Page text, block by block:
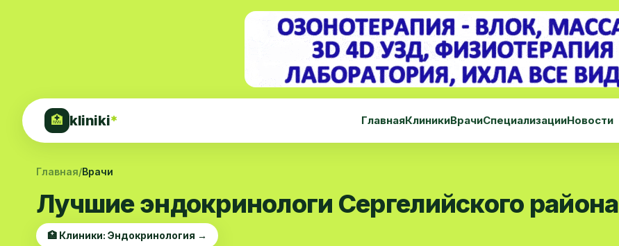
🏥 kliniki* ГлавнаяКлиникиВрачиСпециализацииНовости
Главная/Врачи
Лучшие эндокринологи Сергелийского района
🏥 Клиники: Эндокринология →